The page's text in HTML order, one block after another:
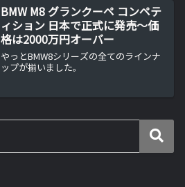
説。
BMW M8 グランクーペ コンペテ
ィション 日本で正式に発売～価
格は2000万円オーバー
やっとBMW8シリーズの全てのラインナ
ップが揃いました。